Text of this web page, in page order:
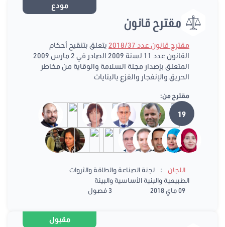
مودع
مقترح قانون
مقترح قانون عدد 2018/37
يتعلق بتنقيح أحكام
القانون عدد 11 لسنة 2009 الصادر في 2 مارس 2009
المتعلق بإصدار مجلة السلامة والوقاية من مخاطر
الحريق والإنفجار والفزع بالبنايات
مقترح من:
19
اللجان :
لجنة الصناعة والطاقة والثروات
الطبيعية والبنية الأساسية والبيئة
09 ماي 2018
3 فصول
مقبول